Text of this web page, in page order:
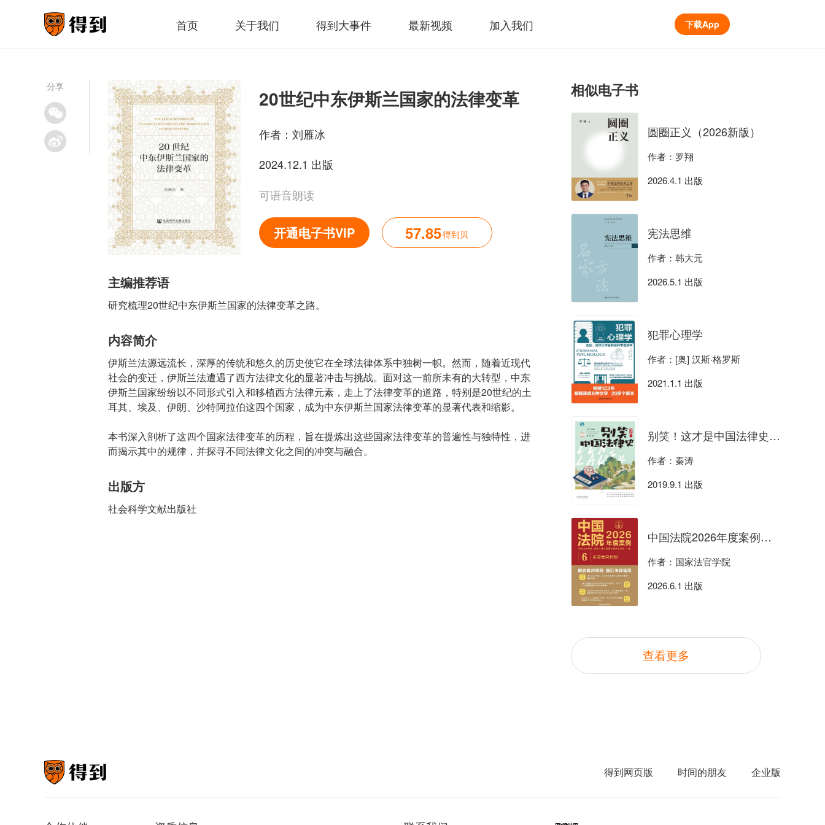
首页 关于我们 得到大事件 最新视频 加入我们 下载App
分享
20世纪中东伊斯兰国家的法律变革
作者： 刘雁冰
2024.12.1 出版
可语音朗读
开通电子书VIP 57.85得到贝
主编推荐语
研究梳理20世纪中东伊斯兰国家的法律变革之路。
内容简介
伊斯兰法源远流长，深厚的传统和悠久的历史使它在全球法律体系中独树一帜。然而，随着近现代
社会的变迁，伊斯兰法遭遇了西方法律文化的显著冲击与挑战。面对这一前所未有的大转型，中东
伊斯兰国家纷纷以不同形式引入和移植西方法律元素，走上了法律变革的道路，特别是20世纪的土
耳其、埃及、伊朗、沙特阿拉伯这四个国家，成为中东伊斯兰国家法律变革的显著代表和缩影。
本书深入剖析了这四个国家法律变革的历程，旨在提炼出这些国家法律变革的普遍性与独特性，进
而揭示其中的规律，并探寻不同法律文化之间的冲突与融合。
出版方
社会科学文献出版社
相似电子书
圆圈正义（2026新版）
作者：罗翔
2026.4.1 出版
宪法思维
作者：韩大元
2026.5.1 出版
犯罪心理学
作者：[奥] 汉斯·格罗斯
2021.1.1 出版
别笑！这才是中国法律史（修订版）
作者：秦涛
2019.9.1 出版
中国法院2026年度案例：买卖合同纠纷
作者：国家法官学院
2026.6.1 出版
查看更多
得到网页版 时间的朋友 企业版